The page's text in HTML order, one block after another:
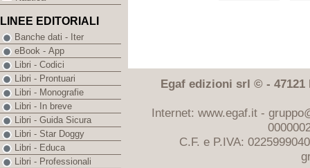
Egaf edizioni srl © - 47121
Internet: www.egaf.it -
C.F. e P.IVA:
LINEE EDITORIALI
Banche dati - Iter
eBook - App
Libri - Codici
Libri - Prontuari
Libri - Monografie
Libri - In breve
Libri - Guida Sicura
Libri - Star Doggy
Libri - Educa
Libri - Professionali